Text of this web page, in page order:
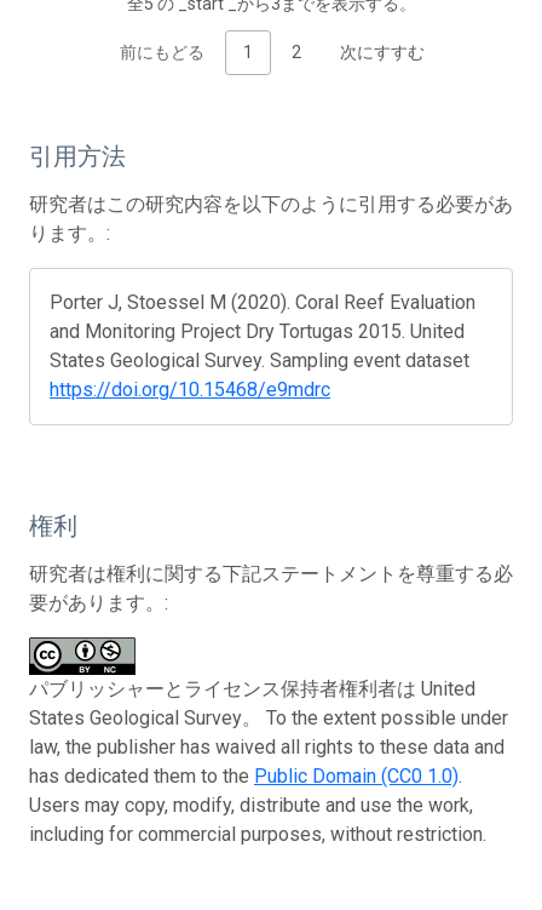
全5 の _start _から3までを表示する。
前にもどる 1 2 次にすすむ
引用方法
研究者はこの研究内容を以下のように引用する必要があ
ります。:
Porter J, Stoessel M (2020). Coral Reef Evaluation
and Monitoring Project Dry Tortugas 2015. United
States Geological Survey. Sampling event dataset
https://doi.org/10.15468/e9mdrc
権利
研究者は権利に関する下記ステートメントを尊重する必
要があります。:
パブリッシャーとライセンス保持者権利者は United
States Geological Survey。 To the extent possible under
law, the publisher has waived all rights to these data and
has dedicated them to the Public Domain (CC0 1.0).
Users may copy, modify, distribute and use the work,
including for commercial purposes, without restriction.